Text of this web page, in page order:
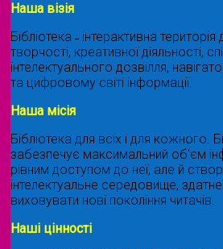
Наша візія
Бібліотека ˗ інтерактивна територія
творчості, креативної діяльності,
інтелектуального дозвілля,
та цифровому світі інформації.
Наша місія
Бібліотека для всіх і для кожного.
забезпечує максимальний об'єм
рівним доступом до неї, але й
інтелектуальне середовище, здатне
виховувати нові покоління читачів.
Наші цінності